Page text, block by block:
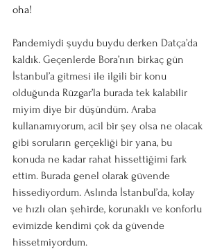
oha!
Pandemiydi şuydu buydu derken Datça’da
kaldık. Geçenlerde Bora’nın birkaç gün
İstanbul’a gitmesi ile ilgili bir konu
olduğunda Rüzgar’la burada tek kalabilir
miyim diye bir düşündüm. Araba
kullanamıyorum, acil bir şey olsa ne olacak
gibi soruların gerçekliği bir yana, bu
konuda ne kadar rahat hissettiğimi fark
ettim. Burada genel olarak güvende
hissediyordum. Aslında İstanbul’da, kolay
ve hızlı olan şehirde, korunaklı ve konforlu
evimizde kendimi çok da güvende
hissetmiyordum.